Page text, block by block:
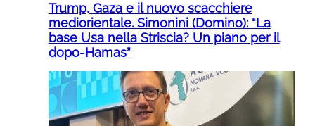
Trump, Gaza e il nuovo scacchiere
mediorientale. Simonini (Domino): “La
base Usa nella Striscia? Un piano per il
dopo-Hamas”